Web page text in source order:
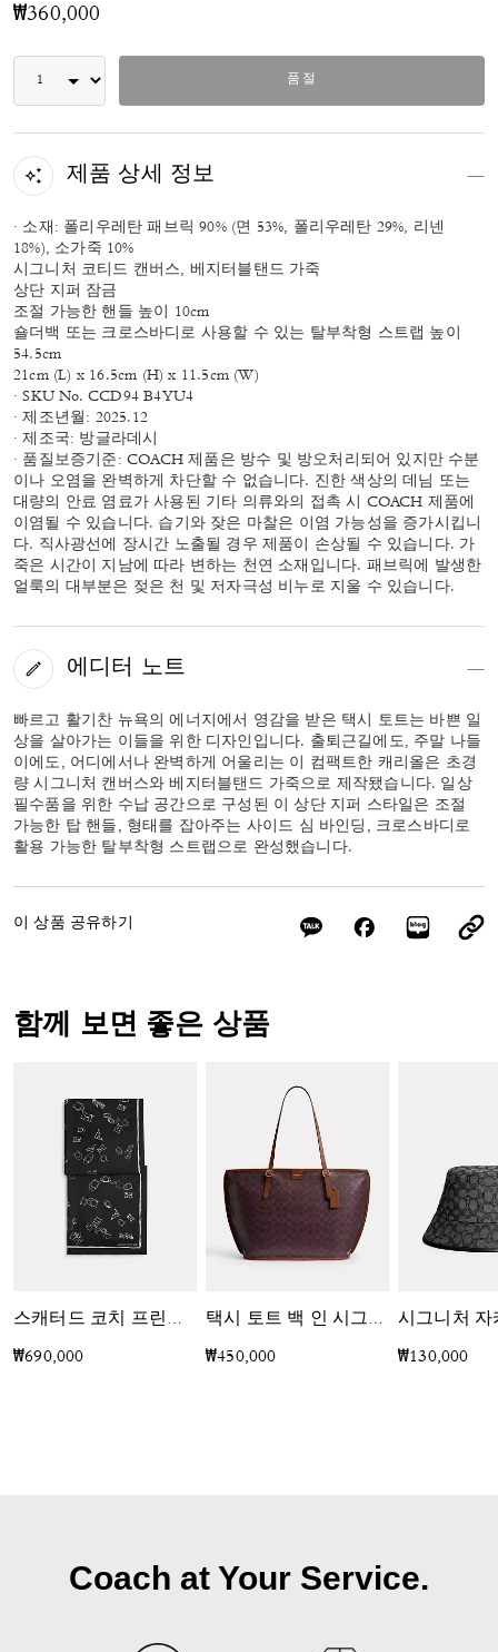
₩360,000
품절
제품 상세 정보
· 소재: 폴리우레탄 패브릭 90% (면 53%, 폴리우레탄 29%, 리넨
18%), 소가죽 10%
시그니처 코티드 캔버스, 베지터블탠드 가죽
상단 지퍼 잠금
조절 가능한 핸들 높이 10cm
숄더백 또는 크로스바디로 사용할 수 있는 탈부착형 스트랩 높이
54.5cm
21cm (L) x 16.5cm (H) x 11.5cm (W)
· SKU No. CCD94 B4YU4
· 제조년월: 2025.12
· 제조국: 방글라데시
· 품질보증기준: COACH 제품은 방수 및 방오처리되어 있지만 수분
이나 오염을 완벽하게 차단할 수 없습니다. 진한 색상의 데님 또는
대량의 안료 염료가 사용된 기타 의류와의 접촉 시 COACH 제품에
이염될 수 있습니다. 습기와 잦은 마찰은 이염 가능성을 증가시킵니
다. 직사광선에 장시간 노출될 경우 제품이 손상될 수 있습니다. 가
죽은 시간이 지남에 따라 변하는 천연 소재입니다. 패브릭에 발생한
얼룩의 대부분은 젖은 천 및 저자극성 비누로 지울 수 있습니다.
에디터 노트
빠르고 활기찬 뉴욕의 에너지에서 영감을 받은 택시 토트는 바쁜 일
상을 살아가는 이들을 위한 디자인입니다. 출퇴근길에도, 주말 나들
이에도, 어디에서나 완벽하게 어울리는 이 컴팩트한 캐리올은 초경
량 시그니처 캔버스와 베지터블탠드 가죽으로 제작됐습니다. 일상
필수품을 위한 수납 공간으로 구성된 이 상단 지퍼 스타일은 조절
가능한 탑 핸들, 형태를 잡아주는 사이드 심 바인딩, 크로스바디로
활용 가능한 탈부착형 스트랩으로 완성했습니다.
이 상품 공유하기
함께 보면 좋은 상품
스캐터드 코치 프린트 랩
₩690,000
택시 토트 백 인 시그니처 캔버스
₩450,000 ₩130,000
Coach at Your Service.